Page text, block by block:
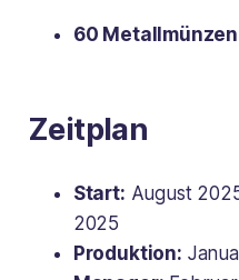
60 Metallmünzen
Zeitplan
Start: August
2025
Produktion: